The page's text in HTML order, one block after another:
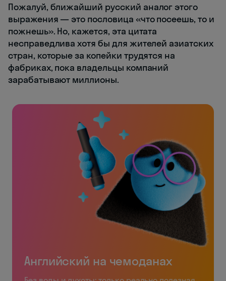
Пожалуй, ближайший русский аналог этого
выражения — это пословица «что посеешь, то и
пожнешь». Но, кажется, эта цитата
несправедлива хотя бы для жителей азиатских
стран, которые за копейки трудятся на
фабриках, пока владельцы компаний
зарабатывают миллионы.
Английский на чемоданах